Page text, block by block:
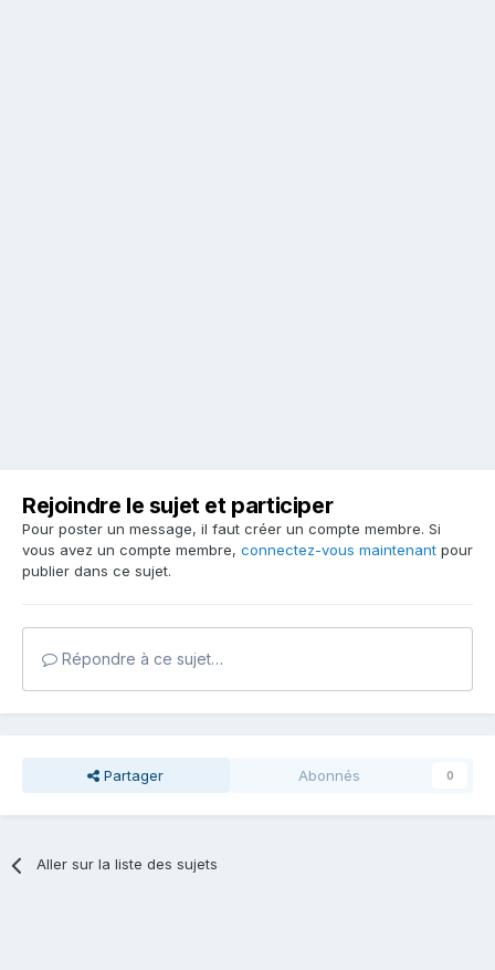
Rejoindre le sujet et participer
Pour poster un message, il faut créer un compte membre. Si
vous avez un compte membre, connectez-vous maintenant pour
publier dans ce sujet.
Répondre à ce sujet…
Partager Abonnés 0
Aller sur la liste des sujets